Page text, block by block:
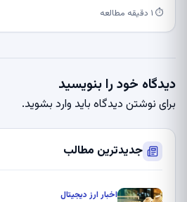
⏱ ۱ دقیقه مطالعه
دیدگاه خود را بنویسید
برای نوشتن دیدگاه باید وارد بشوید.
جدیدترین مطالب
اخبار ارز دیجیتال